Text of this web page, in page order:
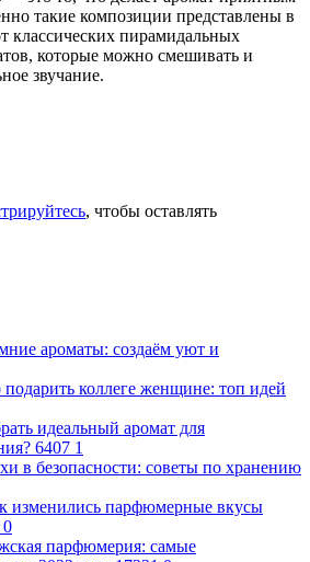
такие композиции представлены в
классических пирамидальных
которые можно смешивать и
звучание.
, чтобы оставлять
ароматы: создаём уют и
подарить коллеге женщине: топ идей
идеальный аромат для
6407 1
в безопасности: советы по хранению
изменились парфюмерные вкусы
0
парфюмерия: самые